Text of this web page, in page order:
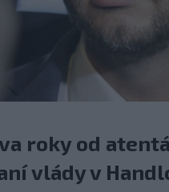
roky od
vlády v